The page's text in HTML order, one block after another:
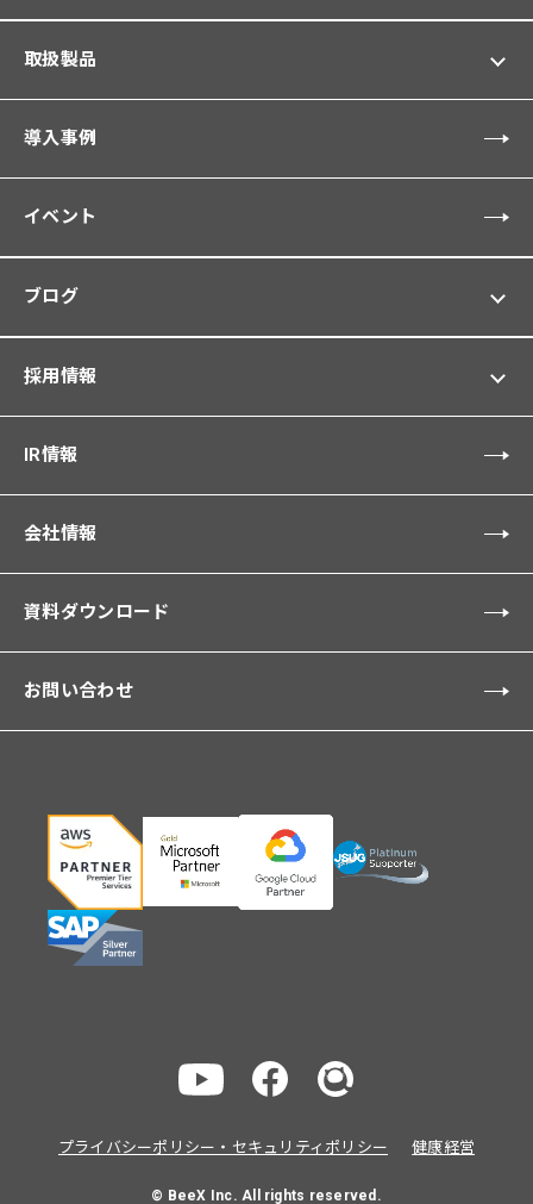
取扱製品
導入事例
イベント
ブログ
採用情報
IR情報
会社情報
資料ダウンロード
お問い合わせ
プライバシーポリシー・セキュリティポリシー 健康経営
© BeeX Inc. All rights reserved.